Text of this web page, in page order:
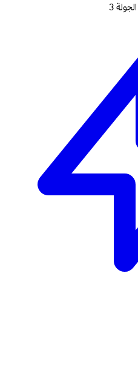
الجولة 3